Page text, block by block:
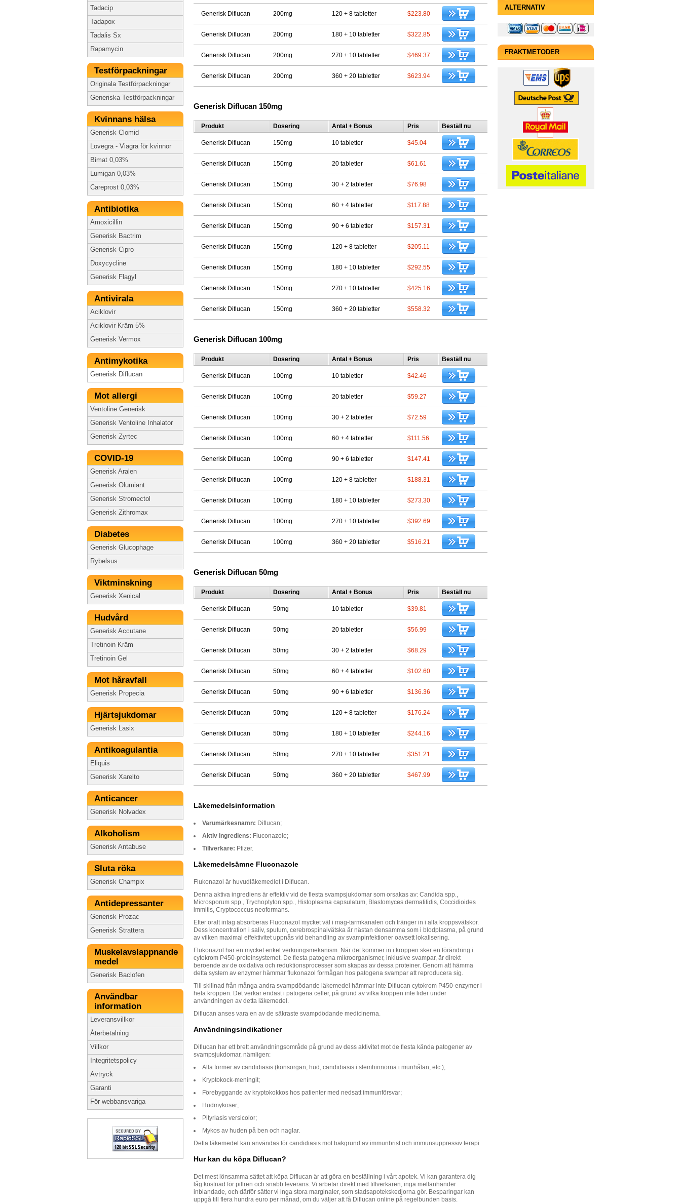
Tadacip
Tadapox
Tadalis Sx
Rapamycin
Testförpackningar
Originala Testförpackningar
Generiska Testförpackningar
Kvinnans hälsa
Generisk Clomid
Lovegra - Viagra för kvinnor
Bimat 0,03%
Lumigan 0,03%
Careprost 0,03%
Antibiotika
Amoxicillin
Generisk Bactrim
Generisk Cipro
Doxycycline
Generisk Flagyl
Antivirala
Aciklovir
Aciklovir Kräm 5%
Generisk Vermox
Antimykotika
Generisk Diflucan
Mot allergi
Ventoline Generisk
Generisk Ventoline Inhalator
Generisk Zyrtec
COVID-19
Generisk Aralen
Generisk Olumiant
Generisk Stromectol
Generisk Zithromax
Diabetes
Generisk Glucophage
Rybelsus
Viktminskning
Generisk Xenical
Hudvård
Generisk Accutane
Tretinoin Kräm
Tretinoin Gel
Mot håravfall
Generisk Propecia
Hjärtsjukdomar
Generisk Lasix
Antikoagulantia
Eliquis
Generisk Xarelto
Anticancer
Generisk Nolvadex
Alkoholism
Generisk Antabuse
Sluta röka
Generisk Champix
Antidepressanter
Generisk Prozac
Generisk Strattera
Muskelavslappnande
medel
Generisk Baclofen
Användbar
information
Leveransvillkor
Återbetalning
Villkor
Integritetspolicy
Avtryck
Garanti
För webbansvariga
Generisk Diflucan 200mg 120 + 8 tabletter $223.80
Generisk Diflucan 200mg 180 + 10 tabletter $322.85
Generisk Diflucan 200mg 270 + 10 tabletter $469.37
Generisk Diflucan 200mg 360 + 20 tabletter $623.94
Generisk Diflucan 150mg
Produkt Dosering Antal + Bonus Pris Beställ nu
Generisk Diflucan 150mg 10 tabletter $45.04
Generisk Diflucan 150mg 20 tabletter $61.61
Generisk Diflucan 150mg 30 + 2 tabletter $76.98
Generisk Diflucan 150mg 60 + 4 tabletter $117.88
Generisk Diflucan 150mg 90 + 6 tabletter $157.31
Generisk Diflucan 150mg 120 + 8 tabletter $205.11
Generisk Diflucan 150mg 180 + 10 tabletter $292.55
Generisk Diflucan 150mg 270 + 10 tabletter $425.16
Generisk Diflucan 150mg 360 + 20 tabletter $558.32
Generisk Diflucan 100mg
Produkt Dosering Antal + Bonus Pris Beställ nu
Generisk Diflucan 100mg 10 tabletter $42.46
Generisk Diflucan 100mg 20 tabletter $59.27
Generisk Diflucan 100mg 30 + 2 tabletter $72.59
Generisk Diflucan 100mg 60 + 4 tabletter $111.56
Generisk Diflucan 100mg 90 + 6 tabletter $147.41
Generisk Diflucan 100mg 120 + 8 tabletter $188.31
Generisk Diflucan 100mg 180 + 10 tabletter $273.30
Generisk Diflucan 100mg 270 + 10 tabletter $392.69
Generisk Diflucan 100mg 360 + 20 tabletter $516.21
Generisk Diflucan 50mg
Produkt Dosering Antal + Bonus Pris Beställ nu
Generisk Diflucan 50mg 10 tabletter $39.81
Generisk Diflucan 50mg 20 tabletter $56.99
Generisk Diflucan 50mg 30 + 2 tabletter $68.29
Generisk Diflucan 50mg 60 + 4 tabletter $102.60
Generisk Diflucan 50mg 90 + 6 tabletter $136.36
Generisk Diflucan 50mg 120 + 8 tabletter $176.24
Generisk Diflucan 50mg 180 + 10 tabletter $244.16
Generisk Diflucan 50mg 270 + 10 tabletter $351.21
Generisk Diflucan 50mg 360 + 20 tabletter $467.99
Läkemedelsinformation
Varumärkesnamn: Diflucan;
Aktiv ingrediens: Fluconazole;
Tillverkare: Pfizer.
Läkemedelsämne Fluconazole
Flukonazol är huvudläkemedlet i Diflucan.
Denna aktiva ingrediens är effektiv vid de flesta svampsjukdomar som orsakas av: Candida spp.,
Microsporum spp., Trychoptyton spp., Histoplasma capsulatum, Blastomyces dermatitidis, Coccidioides
immitis, Cryptococcus neoformans.
Efter oralt intag absorberas Fluconazol mycket väl i mag-tarmkanalen och tränger in i alla kroppsvätskor.
Dess koncentration i saliv, sputum, cerebrospinalvätska är nästan densamma som i blodplasma, på grund
av vilken maximal effektivitet uppnås vid behandling av svampinfektioner oavsett lokalisering.
Flukonazol har en mycket enkel verkningsmekanism. När det kommer in i kroppen sker en förändring i
cytokrom P450-proteinsystemet. De flesta patogena mikroorganismer, inklusive svampar, är direkt
beroende av de oxidativa och reduktionsprocesser som skapas av dessa proteiner. Genom att hämma
detta system av enzymer hämmar flukonazol förmågan hos patogena svampar att reproducera sig.
Till skillnad från många andra svampdödande läkemedel hämmar inte Diflucan cytokrom P450-enzymer i
hela kroppen. Det verkar endast i patogena celler, på grund av vilka kroppen inte lider under
användningen av detta läkemedel.
Diflucan anses vara en av de säkraste svampdödande medicinerna.
Användningsindikationer
Diflucan har ett brett användningsområde på grund av dess aktivitet mot de flesta kända patogener av
svampsjukdomar, nämligen:
Alla former av candidiasis (könsorgan, hud, candidiasis i slemhinnorna i munhålan, etc.);
Kryptokock-meningit;
Förebyggande av kryptokokkos hos patienter med nedsatt immunförsvar;
Hudmykoser;
Pityriasis versicolor;
Mykos av huden på ben och naglar.
Detta läkemedel kan användas för candidiasis mot bakgrund av immunbrist och immunsuppressiv terapi.
Hur kan du köpa Diflucan?
Det mest lönsamma sättet att köpa Diflucan är att göra en beställning i vårt apotek. Vi kan garantera dig
låg kostnad för pillren och snabb leverans. Vi arbetar direkt med tillverkaren, inga mellanhänder
inblandade, och därför sätter vi inga stora marginaler, som stadsapotekskedjorna gör. Besparingar kan
uppgå till flera hundra euro per månad, om du väljer att få Diflucan online på regelbunden basis.
ALTERNATIV
FRAKTMETODER